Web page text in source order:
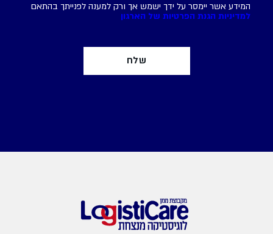
המידע אשר יימסר על ידך ישמש אך ורק למענה לפנייתך בהתאם
למדיניות הגנת הפרטיות של הארגון